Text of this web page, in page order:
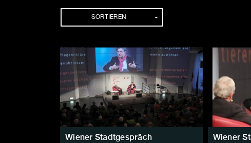
Folgen
SORTIEREN
Wiener Stadtgespräch Wiener